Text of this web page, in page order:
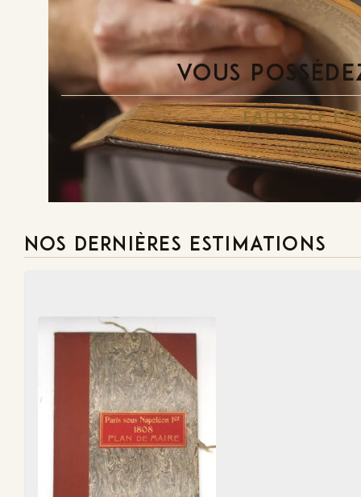
VOUS
FAITES-LE
NOS DERNIÈRES ESTIMATIONS